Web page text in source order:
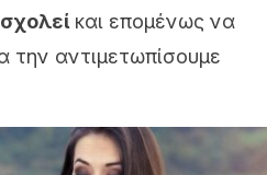
και επομένως να
αντιμετωπίσουμε